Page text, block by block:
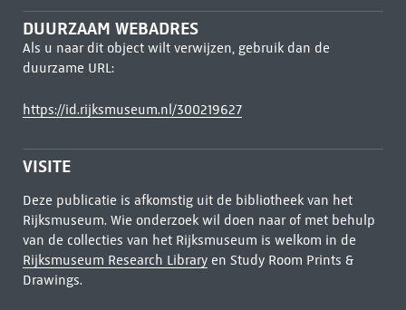
DUURZAAM WEBADRES
Als u naar dit object wilt verwijzen, gebruik dan de
duurzame URL:
https://id.rijksmuseum.nl/300219627
VISITE
Deze publicatie is afkomstig uit de bibliotheek van het
Rijksmuseum. Wie onderzoek wil doen naar of met behulp
van de collecties van het Rijksmuseum is welkom in de
Rijksmuseum Research Libraryen Study Room Prints &
Drawings.